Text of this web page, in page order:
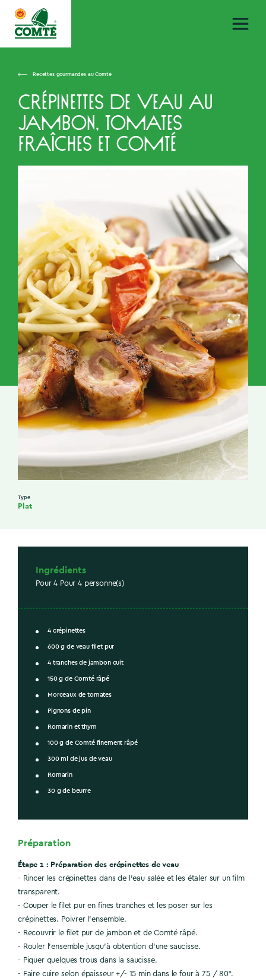
Recettes gourmandes au Comté
Crépinettes de veau au
jambon, tomates
fraîches et Comté
Type
Plat
Ingrédients
Pour 4 Pour 4 personne(s)
4 crépinettes
600 g de veau filet pur
4 tranches de jambon cuit
150 g de Comté râpé
Morceaux de tomates
Pignons de pin
Romarin et thym
100 g de Comté finement râpé
300 ml de jus de veau
Romarin
30 g de beurre
Préparation
Étape 1 : Préparation des crépinettes de veau
- Rincer les crépinettes dans de l’eau salée et les étaler sur un film
transparent.
- Couper le filet pur en fines tranches et les poser sur les
crépinettes. Poivrer l’ensemble.
- Recouvrir le filet pur de jambon et de Comté râpé.
- Rouler l’ensemble jusqu’à obtention d’une saucisse.
- Piquer quelques trous dans la saucisse.
- Faire cuire selon épaisseur +/- 15 min dans le four à 75 / 80°.